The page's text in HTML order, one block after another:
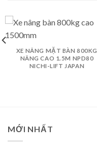
XE NÂNG MẶT BÀN 800KG
NÂNG CAO 1.5M NPD80
NICHI-LIFT JAPAN
MỚI NHẤT